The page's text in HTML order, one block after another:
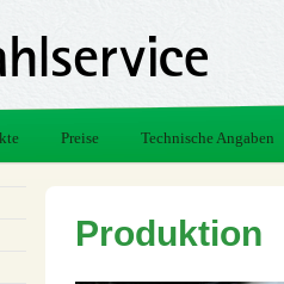
Preise Technische Angaben
Produktion